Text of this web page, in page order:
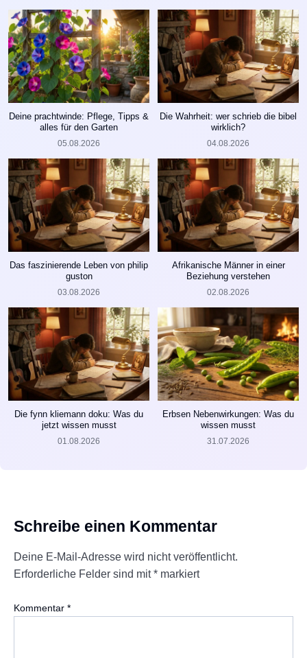
Deine prachtwinde: Pflege, Tipps &
alles für den Garten
05.08.2026
Die Wahrheit: wer schrieb die bibel
wirklich?
04.08.2026
Das faszinierende Leben von philip
guston
03.08.2026
Afrikanische Männer in einer
Beziehung verstehen
02.08.2026
Die fynn kliemann doku: Was du
jetzt wissen musst
01.08.2026
Erbsen Nebenwirkungen: Was du
wissen musst
31.07.2026
Schreibe einen Kommentar
Deine E-Mail-Adresse wird nicht veröffentlicht.
Erforderliche Felder sind mit* markiert
Kommentar *